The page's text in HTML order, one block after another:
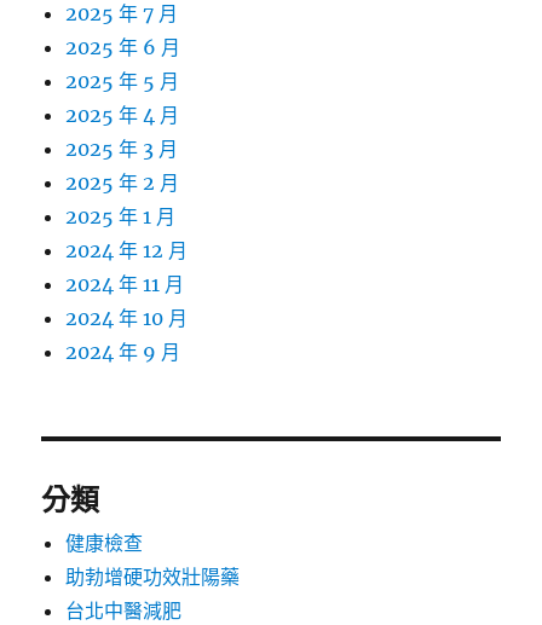
2025 年 7 月
2025 年 6 月
2025 年 5 月
2025 年 4 月
2025 年 3 月
2025 年 2 月
2025 年 1 月
2024 年 12 月
2024 年 11 月
2024 年 10 月
2024 年 9 月
分類
健康檢查
助勃增硬功效壯陽藥
台北中醫減肥